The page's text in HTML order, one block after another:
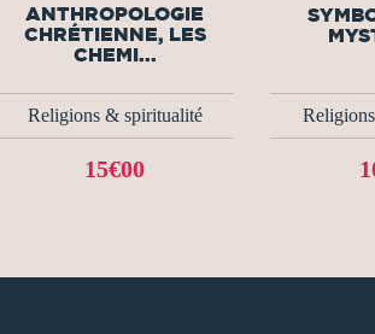
ANTHROPOLOGIE
CHRÉTIENNE, LES
CHEMI...
Religions & spiritualité
15€00